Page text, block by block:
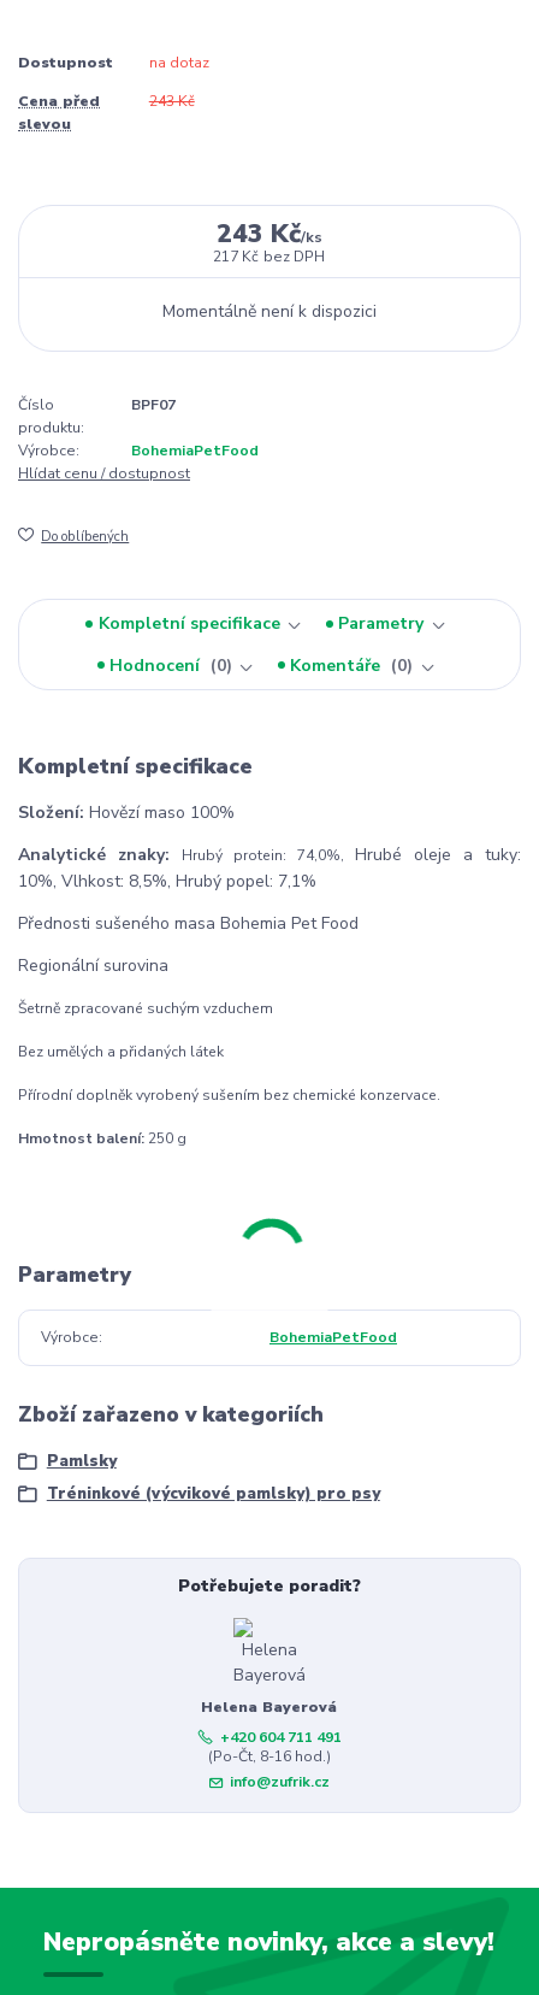
Dostupnost na dotaz
Cena před
slevou
243 Kč
243 Kč/ks
217 Kč bez DPH
Momentálně není k dispozici
Číslo
produktu:
BPF07
Výrobce:
BohemiaPetFood
Hlídat cenu / dostupnost
Do oblíbených
Kompletní specifikace
Parametry
Hodnocení
0 Komentáře 0
Kompletní specifikace
Složení: Hovězí maso 100%
Analytické znaky:
Hrubý protein: 74,0%, Hrubé oleje a tuky:
10%, Vlhkost: 8,5%, Hrubý popel: 7,1%
Přednosti sušeného masa Bohemia Pet Food
Regionální surovina
Šetrně zpracované suchým vzduchem
Bez umělých a přidaných látek
Přírodní doplněk vyrobený sušením bez chemické konzervace.
Hmotnost balení: 250 g
Parametry
Výrobce BohemiaPetFood
Zboží zařazeno v kategoriích
Pamlsky
Tréninkové (výcvikové pamlsky) pro psy
Potřebujete poradit?
Helena Bayerová
+420 604 711 491
(Po-Čt, 8-16 hod.)
info@zufrik.cz
Nepropásněte novinky, akce a slevy!